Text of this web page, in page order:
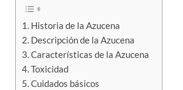
Historia de la Azucena
Descripción de la Azucena
Características de la Azucena
Toxicidad
Cuidados básicos